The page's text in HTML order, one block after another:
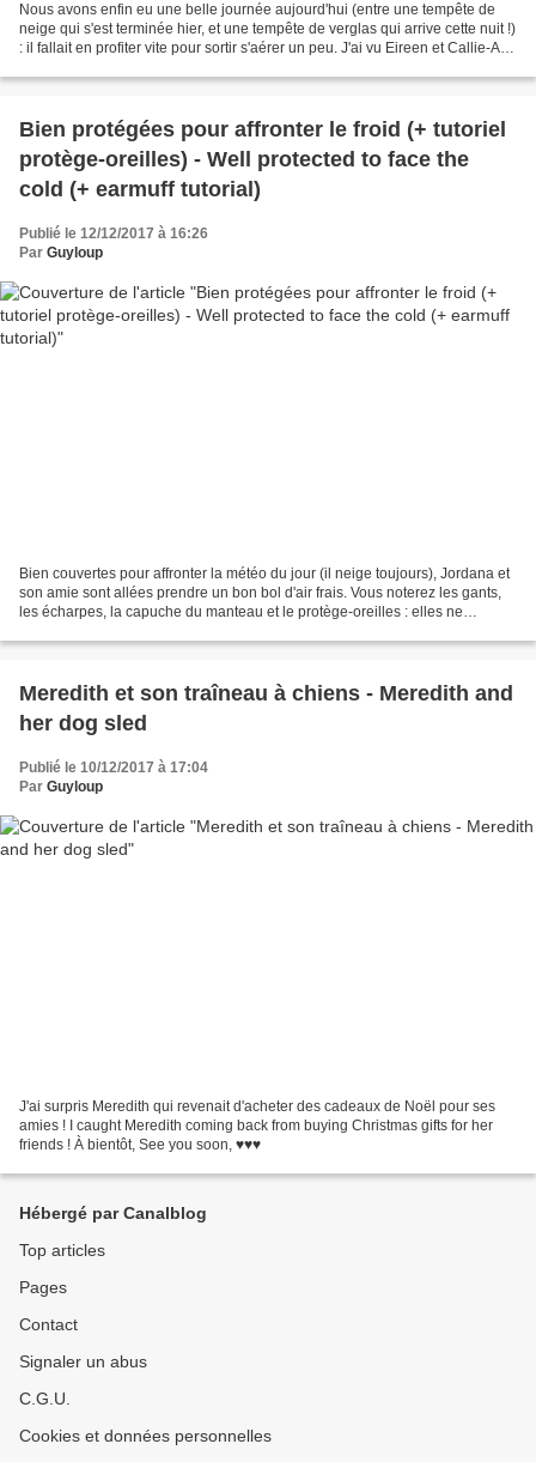
Nous avons enfin eu une belle journée aujourd'hui (entre une tempête de
neige qui s'est terminée hier, et une tempête de verglas qui arrive cette nuit !)
: il fallait en profiter vite pour sortir s'aérer un peu. J'ai vu Eireen et Callie-Ann
Bien protégées pour affronter le froid (+ tutoriel
protège-oreilles) - Well protected to face the
cold (+ earmuff tutorial)
Publié le 12/12/2017 à 16:26
Par Guyloup
Bien couvertes pour affronter la météo du jour (il neige toujours), Jordana et
son amie sont allées prendre un bon bol d'air frais. Vous noterez les gants,
les écharpes, la capuche du manteau et le protège-oreilles : elles ne
Meredith et son traîneau à chiens - Meredith and
her dog sled
Publié le 10/12/2017 à 17:04
Par Guyloup
J'ai surpris Meredith qui revenait d'acheter des cadeaux de Noël pour ses
amies ! I caught Meredith coming back from buying Christmas gifts for her
friends ! À bientôt, See you soon, ♥♥♥
Hébergé par Canalblog
Top articles
Pages
Contact
Signaler un abus
C.G.U.
Cookies et données personnelles